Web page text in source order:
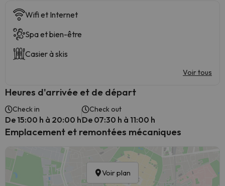
Wifi et Internet
Spa et bien-être
Casier à skis
Voir tous
Heures d'arrivée et de départ
Check in
De 15:00 h à 20:00 h
Check out
De 07:30 h à 11:00 h
Emplacement et remontées mécaniques
Voir plan